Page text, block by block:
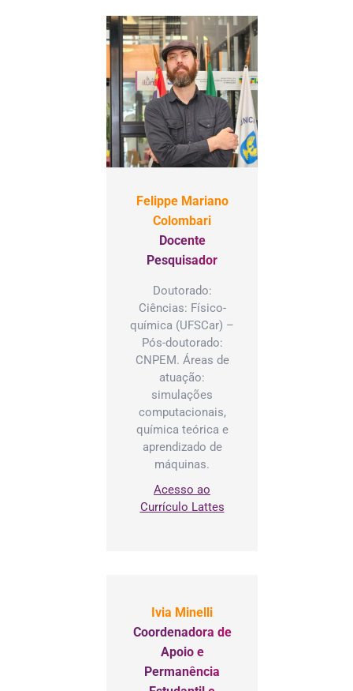
Felippe Mariano
Colombari
Docente
Pesquisador
Doutorado:
Ciências: Físico-
química (UFSCar) –
Pós-doutorado:
CNPEM. Áreas de
atuação:
simulações
computacionais,
química teórica e
aprendizado de
máquinas.
Acesso ao
Currículo Lattes
Ivia Minelli
Coordenadora de
Apoio e
Permanência